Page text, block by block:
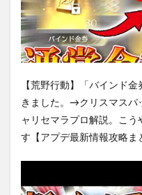
【荒野行動】「バインド
きました。→クリスマスパ
ャリセマラプロ解説。こう
す【アプデ最新情報攻略ま